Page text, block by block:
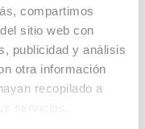
compartimos
sitio web con
publicidad y análisis
otra información
recopilado a
/ TFG
parella, se’n adona
farà el possible